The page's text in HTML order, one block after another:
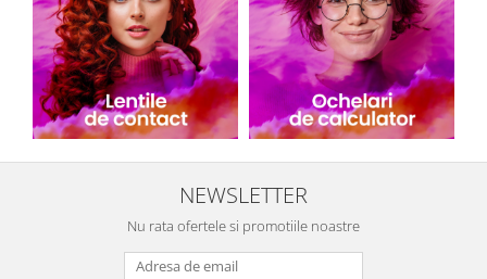
NEWSLETTER
Nu rata ofertele si promotiile noastre